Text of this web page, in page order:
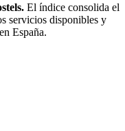
El índice consolida el
servicios disponibles y
España.